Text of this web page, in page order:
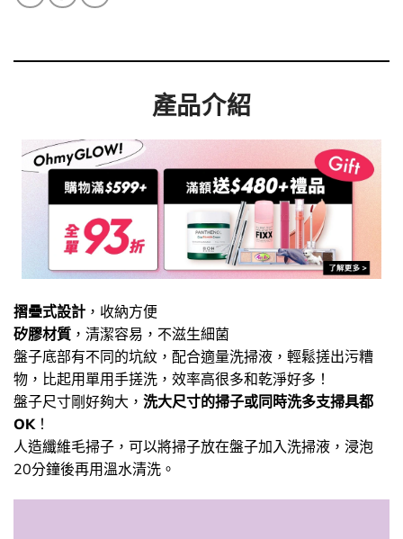
產品介紹
摺疊式設計 ，收納方便
矽膠材質 ，清潔容易，不滋生細菌
盤子底部有不同的坑紋，配合適量洗掃液，輕鬆搓出污糟
物，比起用單用手搓洗，效率高很多和乾淨好多！
盤子尺寸剛好夠大， 洗大尺寸的掃子或同時洗多支掃具都
OK！
人造纖維毛掃子，可以將掃子放在盤子加入洗掃液，浸泡
20分鐘後再用溫水清洗。